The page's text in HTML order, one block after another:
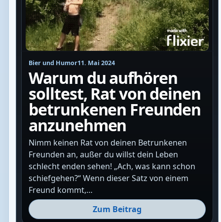
Bier und Humor11. Mai 2024
Warum du aufhören
solltest, Rat von deinen
betrunkenen Freunden
anzunehmen
Nimm keinen Rat von deinen Betrunkenen
Freunden an, außer du willst dein Leben
schlecht enden sehen! „Ach, was kann schon
schiefgehen?“ Wenn dieser Satz von einem
Freund kommt,…
Zum Beitrag